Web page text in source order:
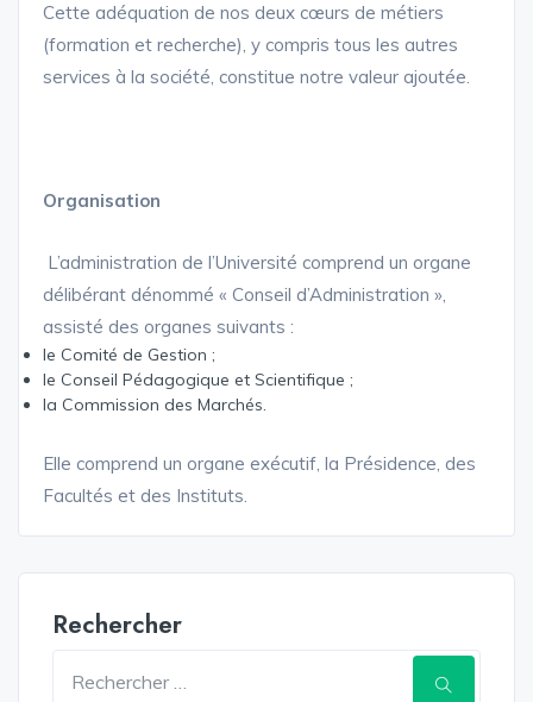
Cette adéquation de nos deux cœurs de métiers
(formation et recherche), y compris tous les autres
services à la société, constitue notre valeur ajoutée.
Organisation
L’administration de l’Université comprend un organe
délibérant dénommé « Conseil d’Administration »,
assisté des organes suivants :
le Comité de Gestion ;
le Conseil Pédagogique et Scientifique ;
la Commission des Marchés.
Elle comprend un organe exécutif, la Présidence, des
Facultés et des Instituts.
Rechercher